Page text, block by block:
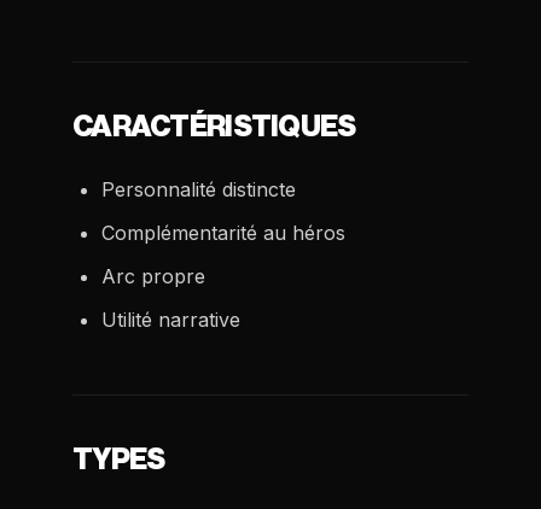
CARACTÉRISTIQUES
Personnalité distincte
Complémentarité au héros
Arc propre
Utilité narrative
TYPES